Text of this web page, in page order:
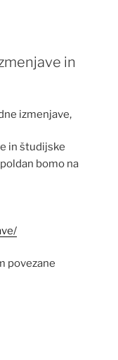
in
izmenjave,
in študijske
bomo na
povezane